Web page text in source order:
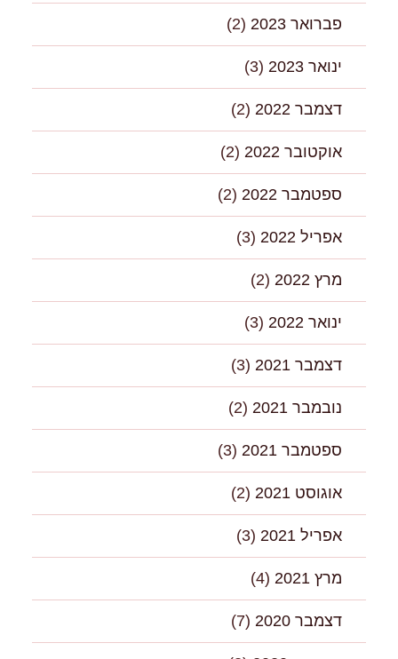
פברואר 2023 (2)
ינואר 2023 (3)
דצמבר 2022 (2)
אוקטובר 2022 (2)
ספטמבר 2022 (2)
אפריל 2022 (3)
מרץ 2022 (2)
ינואר 2022 (3)
דצמבר 2021 (3)
נובמבר 2021 (2)
ספטמבר 2021 (3)
אוגוסט 2021 (2)
אפריל 2021 (3)
מרץ 2021 (4)
דצמבר 2020 (7)